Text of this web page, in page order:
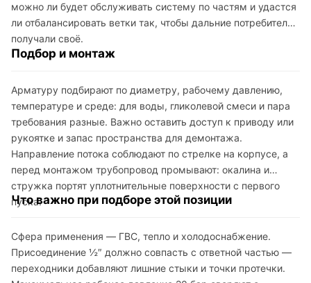
можно ли будет обслуживать систему по частям и удастся
ли отбалансировать ветки так, чтобы дальние потребители
получали своё.
Подбор и монтаж
Арматуру подбирают по диаметру, рабочему давлению,
температуре и среде: для воды, гликолевой смеси и пара
требования разные. Важно оставить доступ к приводу или
рукоятке и запас пространства для демонтажа.
Направление потока соблюдают по стрелке на корпусе, а
перед монтажом трубопровод промывают: окалина и
стружка портят уплотнительные поверхности с первого
пуска.
Что важно при подборе этой позиции
Сфера применения — ГВС, тепло и холодоснабжение.
Присоединение ½″ должно совпасть с ответной частью —
переходники добавляют лишние стыки и точки протечки.